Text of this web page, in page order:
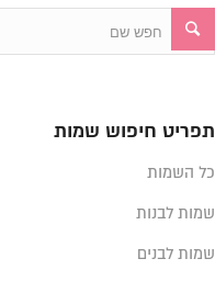
תפריט חיפוש שמות
כל השמות
שמות לבנות
שמות לבנים